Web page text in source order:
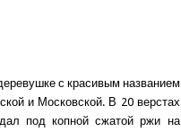
с красивым названием
и Московской. В 20 верстах
под копной сжатой ржи на